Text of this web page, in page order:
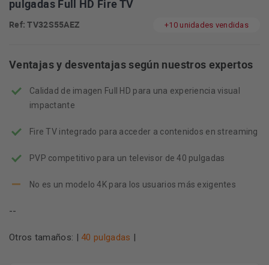
pulgadas Full HD Fire TV
Ref: TV32S55AEZ +10 unidades vendidas
Ventajas y desventajas según nuestros expertos
Calidad de imagen Full HD para una experiencia visual
impactante
Fire TV integrado para acceder a contenidos en streaming
PVP competitivo para un televisor de 40 pulgadas
No es un modelo 4K para los usuarios más exigentes
--
Otros tamaños: | 40 pulgadas |